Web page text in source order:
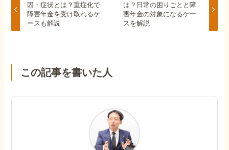
因・症状とは？重症化で
障害年金を受け取れるケ
ースも解説
は？日常の困りごとと障
害年金の対象になるケー
スを解説
この記事を書いた人